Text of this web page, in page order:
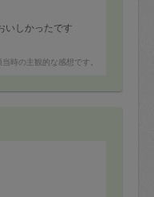
いしかったです
時の主観的な感想です。